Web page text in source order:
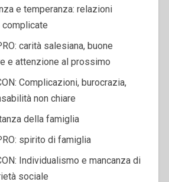
e temperanza: relazioni
carità salesiana, buone
e attenzione al prossimo
Complicazioni, burocrazia,
non chiare
della famiglia
spirito di famiglia
Individualismo e mancanza di
sociale